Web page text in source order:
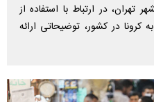
تهران، در ارتباط با استفاده از
در کشور، توضیحاتی ارائه